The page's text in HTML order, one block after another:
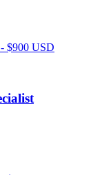
$900 USD